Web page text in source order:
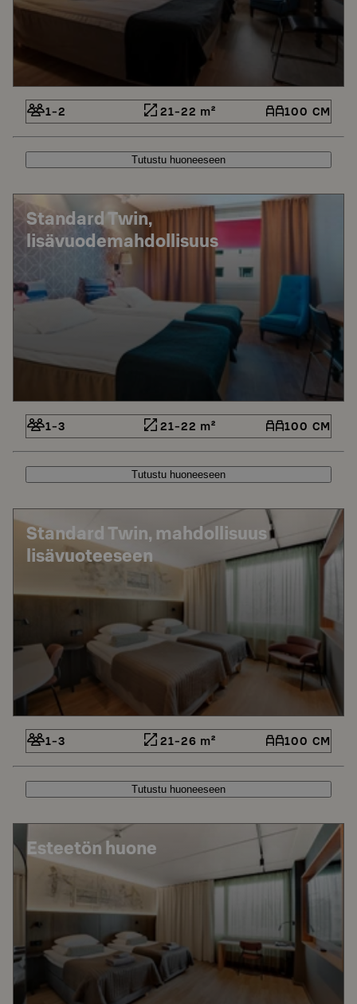
1-2 21-22 m² 100 CM
Tutustu huoneeseen
Standard Twin,
lisävuodemahdollisuus
1-3 21-22 m² 100 CM
Tutustu huoneeseen
Standard Twin, mahdollisuus
lisävuoteeseen
1-3 21-26 m² 100 CM
Tutustu huoneeseen
Esteetön huone